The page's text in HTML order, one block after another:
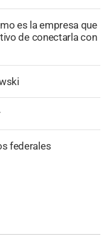
es la empresa que
de conectarla con
federales